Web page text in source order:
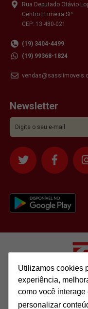
Utilizamos cookies
experiência,
como você interage
personalizar
Utilizamos cookies
experiência,
como você interage
personalizar
Rua Deputado Otávio
Centro | Limeira SP
CEP: 13.480-021
(19) 3404-4499
(19) 99368-1824
Newsletter
Todos os direitos